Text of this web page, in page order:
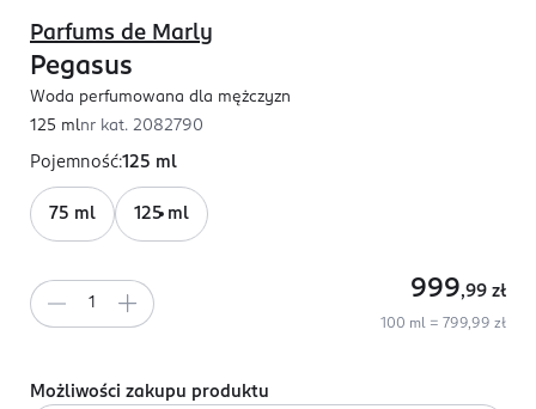
Parfums de Marly
Pegasus
Woda perfumowana dla mężczyzn
125 mlnr kat. 2082790
Pojemność:125 ml
75 ml 125 ml
999,99 zł
100 ml = 799,99 zł
Możliwości zakupu produktu